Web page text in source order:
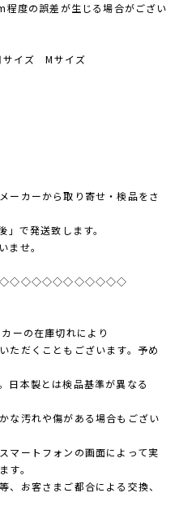
度の誤差が生じる場合がござい
イズ Mサイズ
ーカーから取り寄せ・検品をさ
で発送致します。
ませ。
ーの在庫切れにより
ただくこともございます。予め
日本製とは検品基準が異なる
な汚れや傷がある場合もござい
マートフォンの画面によって実
す。
、お客さまご都合による交換、